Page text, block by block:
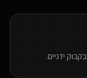
ידניים.